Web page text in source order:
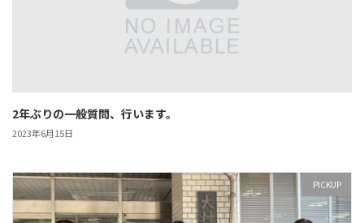
2年ぶりの一般質問、行います。
2023年6月15日
PICKUP